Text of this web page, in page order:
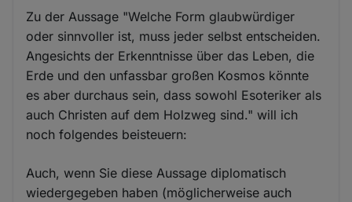
Zu der Aussage "Welche Form glaubwürdiger
oder sinnvoller ist, muss jeder selbst entscheiden.
Angesichts der Erkenntnisse über das Leben, die
Erde und den unfassbar großen Kosmos könnte
es aber durchaus sein, dass sowohl Esoteriker als
auch Christen auf dem Holzweg sind." will ich
noch folgendes beisteuern:
Auch, wenn Sie diese Aussage diplomatisch
wiedergegeben haben (möglicherweise auch